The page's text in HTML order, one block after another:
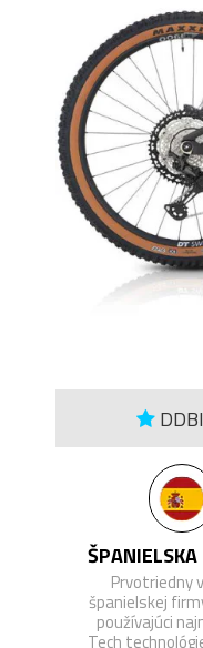
Prvotriedny
španielskej
používajúci
Tech